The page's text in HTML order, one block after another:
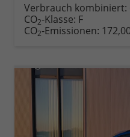
Verbrauch kombiniert:
CO2-Klasse: F
CO2-Emissionen: